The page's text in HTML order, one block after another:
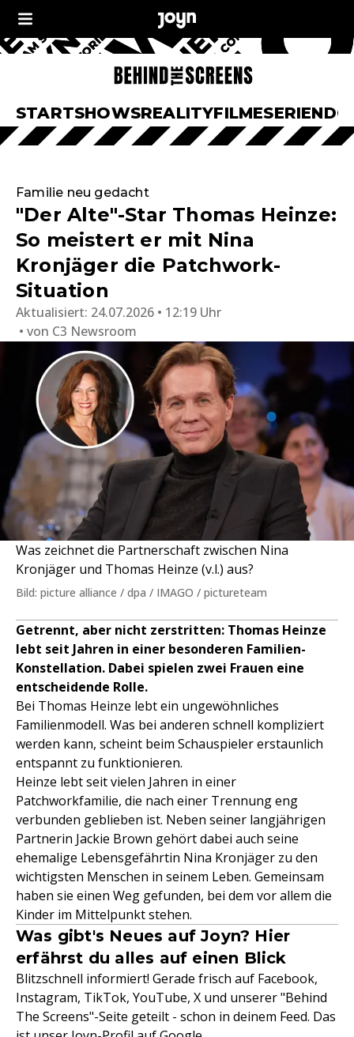
STARTSHOWSREALITYFILMESERIEN
Familie neu gedacht
"Der Alte"-Star Thomas Heinze:
So meistert er mit Nina
Kronjäger die Patchwork-
Situation
Aktualisiert: 24.07.2026 • 12:19 Uhr
von C3 Newsroom
Was zeichnet die Partnerschaft zwischen Nina
Kronjäger und Thomas Heinze (v.l.) aus?
Bild: picture alliance / dpa / IMAGO / pictureteam
Getrennt, aber nicht zerstritten: Thomas Heinze
lebt seit Jahren in einer besonderen Familien-
Konstellation. Dabei spielen zwei Frauen eine
entscheidende Rolle.
Bei Thomas Heinze lebt ein ungewöhnliches
Familienmodell. Was bei anderen schnell kompliziert
werden kann, scheint beim Schauspieler erstaunlich
entspannt zu funktionieren.
Heinze lebt seit vielen Jahren in einer
Patchworkfamilie, die nach einer Trennung eng
verbunden geblieben ist. Neben seiner langjährigen
Partnerin Jackie Brown gehört dabei auch seine
ehemalige Lebensgefährtin Nina Kronjäger zu den
wichtigsten Menschen in seinem Leben. Gemeinsam
haben sie einen Weg gefunden, bei dem vor allem die
Kinder im Mittelpunkt stehen.
Was gibt's Neues auf Joyn? Hier
erfährst du alles auf einen Blick
Blitzschnell informiert! Gerade frisch auf Facebook,
Instagram, TikTok, YouTube, X und unserer "Behind
The Screens"-Seite geteilt - schon in deinem Feed. Das